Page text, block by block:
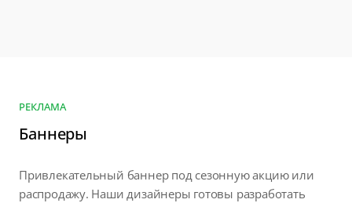
РЕКЛАМА
Баннеры
Привлекательный баннер под сезонную акцию или
распродажу. Наши дизайнеры готовы разработать